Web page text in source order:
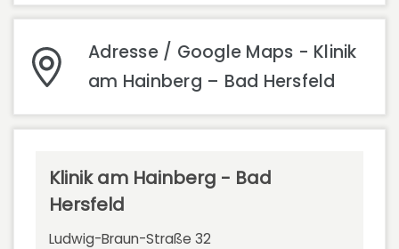
Adresse / Google Maps - Klinik
am Hainberg – Bad Hersfeld
Klinik am Hainberg - Bad
Hersfeld
Ludwig-Braun-Straße 32